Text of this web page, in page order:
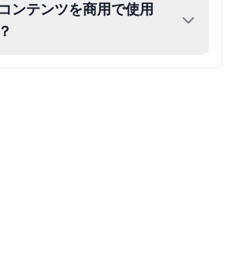
ンテンツを商用で使用